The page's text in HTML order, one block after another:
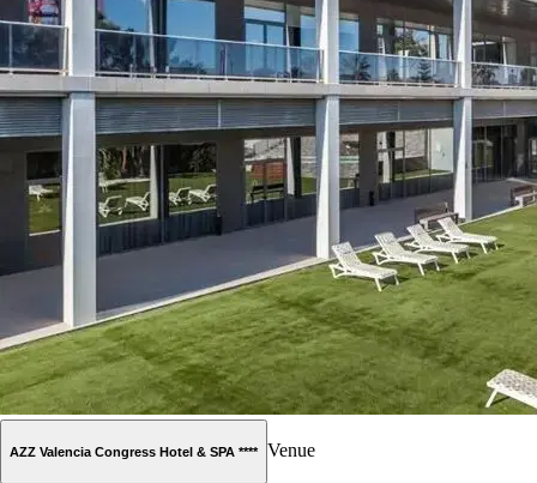
AZZ Valencia Congress Hotel & SPA **** Venue